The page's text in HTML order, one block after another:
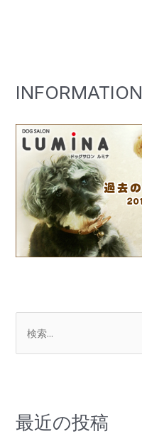
INFORMATION
索
最近の投稿